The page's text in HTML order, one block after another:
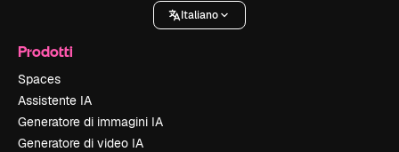
Italiano
Prodotti
Spaces
Assistente IA
Generatore di immagini IA
Generatore di video IA